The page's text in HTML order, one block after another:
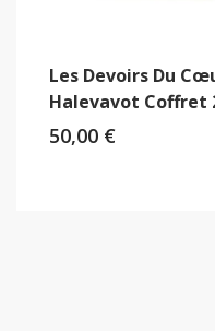
Les Devoirs Du
Halevavot Coffret
50,00 €